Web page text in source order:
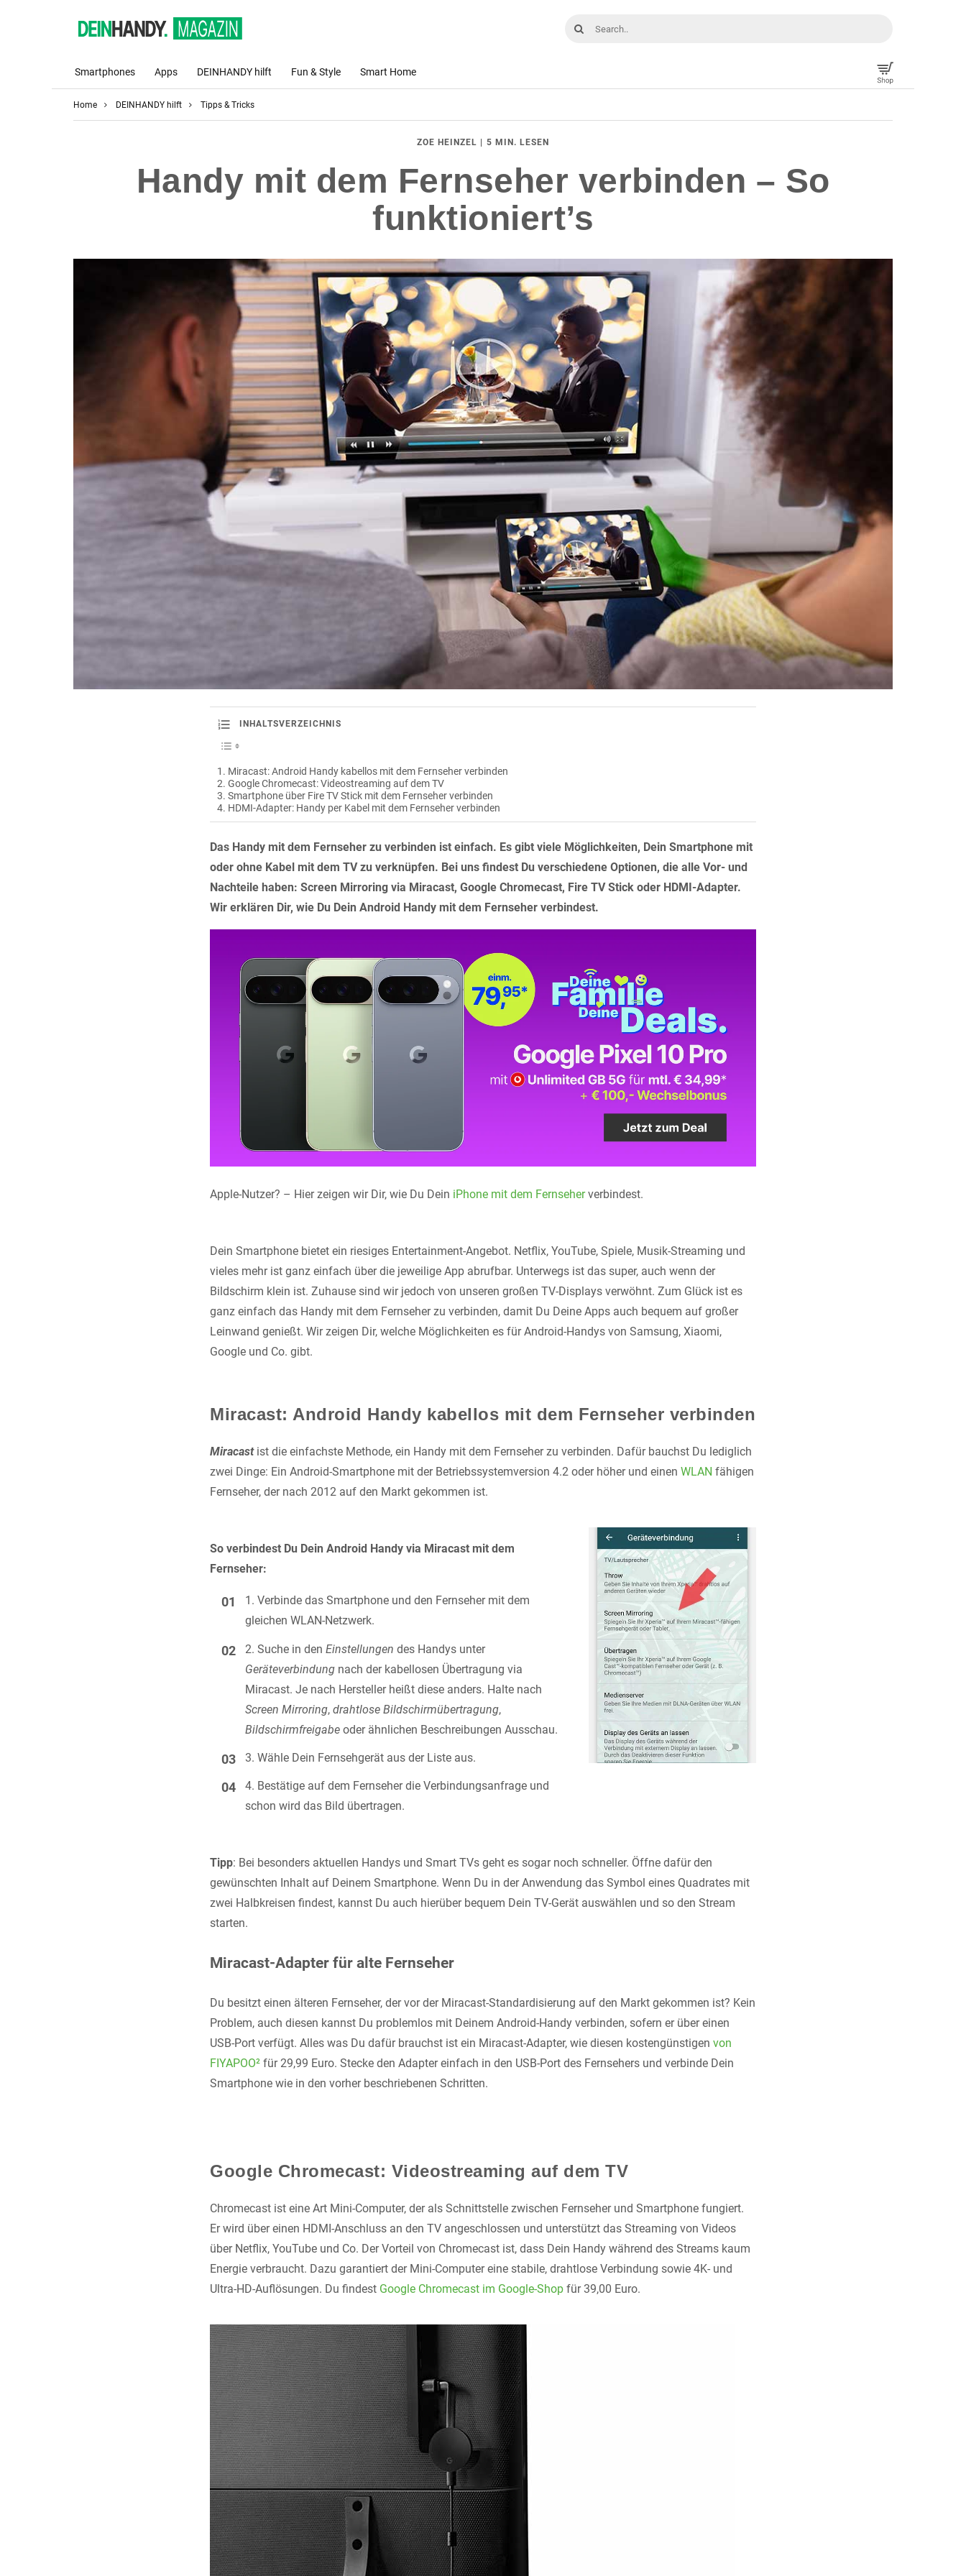
Smartphones Apps DEINHANDY hilft Fun & Style Smart Home
Home DEINHANDY hilft Tipps & Tricks
ZOE HEINZEL 5 MIN. LESEN
Handy mit dem Fernseher verbinden – So
funktioniert’s
INHALTSVERZEICHNIS
Miracast: Android Handy kabellos mit dem Fernseher verbinden
Google Chromecast: Videostreaming auf dem TV
Smartphone über Fire TV Stick mit dem Fernseher verbinden
HDMI-Adapter: Handy per Kabel mit dem Fernseher verbinden
Das Handy mit dem Fernseher zu verbinden ist einfach. Es gibt viele Möglichkeiten, Dein Smartphone mit
oder ohne Kabel mit dem TV zu verknüpfen. Bei uns findest Du verschiedene Optionen, die alle Vor- und
Nachteile haben: Screen Mirroring via Miracast, Google Chromecast, Fire TV Stick oder HDMI-Adapter.
Wir erklären Dir, wie Du Dein Android Handy mit dem Fernseher verbindest.
Apple-Nutzer? – Hier zeigen wir Dir, wie Du Dein iPhone mit dem Fernseherverbindest.
Dein Smartphone bietet ein riesiges Entertainment-Angebot. Netflix, YouTube, Spiele, Musik-Streaming und
vieles mehr ist ganz einfach über die jeweilige App abrufbar. Unterwegs ist das super, auch wenn der
Bildschirm klein ist. Zuhause sind wir jedoch von unseren großen TV-Displays verwöhnt. Zum Glück ist es
ganz einfach das Handy mit dem Fernseher zu verbinden, damit Du Deine Apps auch bequem auf großer
Leinwand genießt. Wir zeigen Dir, welche Möglichkeiten es für Android-Handys von Samsung, Xiaomi,
Google und Co. gibt.
Miracast: Android Handy kabellos mit dem Fernseher verbinden
Miracast ist die einfachste Methode, ein Handy mit dem Fernseher zu verbinden. Dafür bauchst Du lediglich
zwei Dinge: Ein Android-Smartphone mit der Betriebssystemversion 4.2 oder höher und einen WLAN fähigen
Fernseher, der nach 2012 auf den Markt gekommen ist.
So verbindest Du Dein Android Handy via Miracast mit dem
Fernseher:
Verbinde das Smartphone und den Fernseher mit dem
gleichen WLAN-Netzwerk.
Suche in denEinstellungen des Handys unter
Geräteverbindung nach der kabellosen Übertragung via
Miracast. Je nach Hersteller heißt diese anders. Halte nach
Screen Mirroring,drahtlose Bildschirmübertragung,
Bildschirmfreigabe oder ähnlichen Beschreibungen Ausschau.
Wähle Dein Fernsehgerät aus der Liste aus.
Bestätige auf dem Fernseher die Verbindungsanfrage und
schon wird das Bild übertragen.
Tipp: Bei besonders aktuellen Handys und Smart TVs geht es sogar noch schneller. Öffne dafür den
gewünschten Inhalt auf Deinem Smartphone. Wenn Du in der Anwendung das Symbol eines Quadrates mit
zwei Halbkreisen findest, kannst Du auch hierüber bequem Dein TV-Gerät auswählen und so den Stream
starten.
Miracast-Adapter für alte Fernseher
Du besitzt einen älteren Fernseher, der vor der Miracast-Standardisierung auf den Markt gekommen ist? Kein
Problem, auch diesen kannst Du problemlos mit Deinem Android-Handy verbinden, sofern er über einen
USB-Port verfügt. Alles was Du dafür brauchst ist ein Miracast-Adapter, wie diesen kostengünstigen von
FIYAPOO² für 29,99 Euro. Stecke den Adapter einfach in den USB-Port des Fernsehers und verbinde Dein
Smartphone wie in den vorher beschriebenen Schritten.
Google Chromecast: Videostreaming auf dem TV
Chromecast ist eine Art Mini-Computer, der als Schnittstelle zwischen Fernseher und Smartphone fungiert.
Er wird über einen HDMI-Anschluss an den TV angeschlossen und unterstützt das Streaming von Videos
über Netflix, YouTube und Co. Der Vorteil von Chromecast ist, dass Dein Handy während des Streams kaum
Energie verbraucht. Dazu garantiert der Mini-Computer eine stabile, drahtlose Verbindung sowie 4K- und
Ultra-HD-Auflösungen. Du findest Google Chromecast im Google-Shop für 39,00 Euro.